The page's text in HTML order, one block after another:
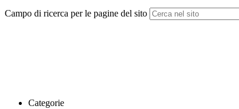
Campo di ricerca per le pagine del sito
Categorie